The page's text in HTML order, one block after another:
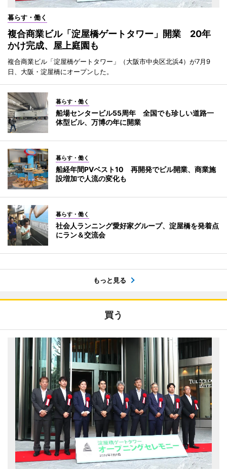
暮らす・働く
複合商業ビル「淀屋橋ゲートタワー」開業 20年
かけ完成、屋上庭園も
複合商業ビル「淀屋橋ゲートタワー」（大阪市中央区北浜4）が7月9
日、大阪・淀屋橋にオープンした。
暮らす・働く
船場センタービル55周年 全国でも珍しい道路一
体型ビル、万博の年に開業
暮らす・働く
船経年間PVベスト10 再開発でビル開業、商業施
設増加で人流の変化も
暮らす・働く
社会人ランニング愛好家グループ、淀屋橋を発着点
にラン＆交流会
もっと見る
買う